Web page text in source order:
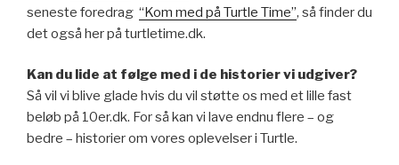
seneste foredrag “Kom med på Turtle Time”, så finder du
det også her på turtletime.dk.
Kan du lide at følge med i de historier vi udgiver?
Så vil vi blive glade hvis du vil støtte os med et lille fast
beløb på 10er.dk. For så kan vi lave endnu flere – og
bedre – historier om vores oplevelser i Turtle.